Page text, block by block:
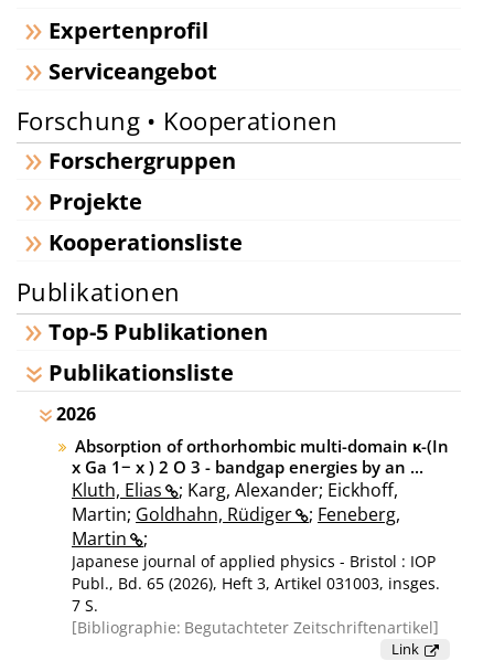
Expertenprofil
Serviceangebot
Forschung • Kooperationen
Forschergruppen
Projekte
Kooperationsliste
Publikationen
Top-5 Publikationen
Publikationsliste
2026
Absorption of orthorhombic multi-domain κ-(In
x Ga 1− x ) 2 O 3 - bandgap energies by an ...
Kluth, Elias
; Karg, Alexander; Eickhoff,
Martin; Goldhahn, Rüdiger ; Feneberg,
Martin
;
Japanese journal of applied physics - Bristol : IOP
Publ., Bd. 65 (2026), Heft 3, Artikel 031003, insges.
7 S.
Bibliographie: Begutachteter Zeitschriftenartikel
Link